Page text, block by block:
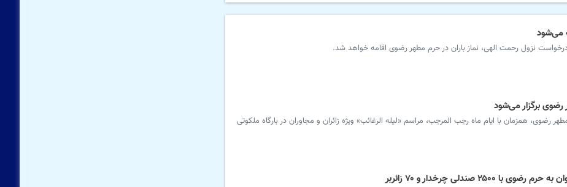
می‌شود
نزول رحمت الهی، نماز باران در حرم مطهر رضوی اقامه خواهد شد.
رضوی برگزار می‌شود
رضوی، همزمان با ایام ماه رجب المرجب، مراسم «لیله الرغائب» ویژه زائران و مجاوران در بارگاه ملکوتی
صندلی چرخدار و ۷۰ زائربر